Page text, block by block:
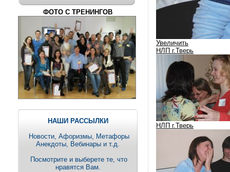
ФОТО С ТРЕНИНГОВ
НАШИ РАССЫЛКИ
Новости, Aфоризмы, Метафоры
Анекдоты, Вебинары и т.д.
Посмотрите и выберете те, что
нравятся Вам.
Увеличить
НЛП г.Тверь
НЛП г.Тверь